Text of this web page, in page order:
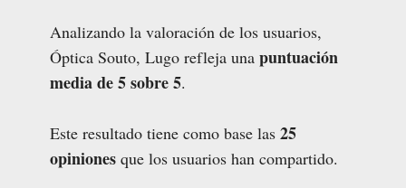
Analizando la valoración de los usuarios,
Óptica Souto, Lugo refleja una puntuación
media de 5 sobre 5.
Este resultado tiene como base las 25
opiniones que los usuarios han compartido.